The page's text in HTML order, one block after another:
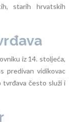
starih hrvatskih
iz 14. stoljeća,
predivan vidikovac
tvrđava često služi i